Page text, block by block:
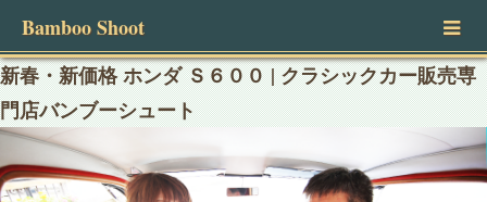
Bamboo Shoot
新春・新価格 ホンダ Ｓ６００ | クラシックカー販売専
門店バンブーシュート